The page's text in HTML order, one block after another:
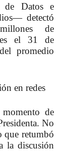
Datos e
detectó
de
el 31 de
promedio
en redes
de
No
que retumbó
la discusión